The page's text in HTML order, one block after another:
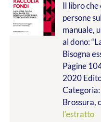
Il libro
persone
manuale,
al dono:
Bisogna
Pagine
2020
Categoria:
Brossura,
l'estratto